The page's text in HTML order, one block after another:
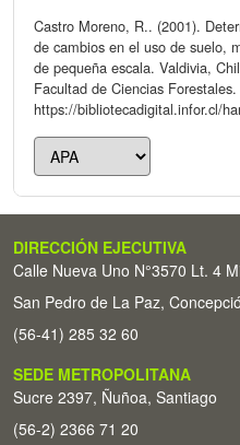
Castro Moreno, R.. (2001).
de cambios en el uso de suelo,
de pequeña escala. Valdivia,
Facultad de Ciencias Forestales.
https://bibliotecadigital.infor.cl/
DIRECCIÓN EJECUTIVA
Calle Nueva Uno N°3570 Lt. 4
San Pedro de La Paz,
(56-41) 285 32 60
SEDE METROPOLITANA
Sucre 2397, Ñuñoa, Santiago
(56-2) 2366 71 20